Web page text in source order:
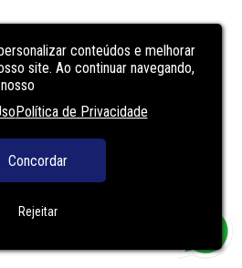
conteúdos e melhorar
site. Ao continuar navegando,
Política de Privacidade
Concordar
Rejeitar